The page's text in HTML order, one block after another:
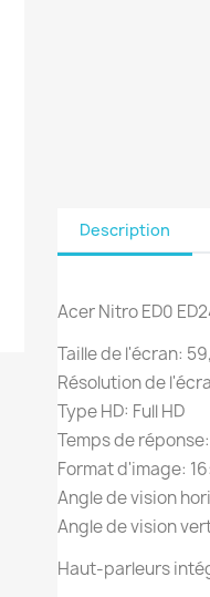
Description
Acer Nitro ED0
Taille de l'écran:
Résolution de
Type HD: Full HD
Temps de réponse:
Format d'image:
Angle de vision
Angle de vision
Haut-parleurs